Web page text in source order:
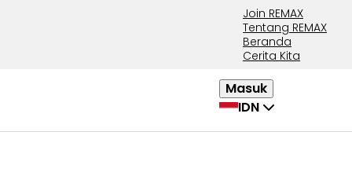
Join REMAX
Tentang REMAX
Beranda
Cerita Kita
Masuk
IDN